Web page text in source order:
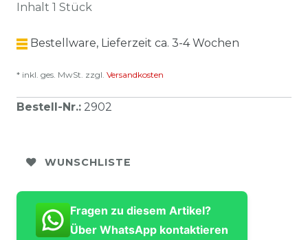
Inhalt 1 Stück
Bestellware, Lieferzeit ca. 3-4 Wochen
* inkl. ges. MwSt. zzgl. Versandkosten
Bestell-Nr.: 2902
WUNSCHLISTE
Fragen zu diesem Artikel?
Über WhatsApp kontaktieren